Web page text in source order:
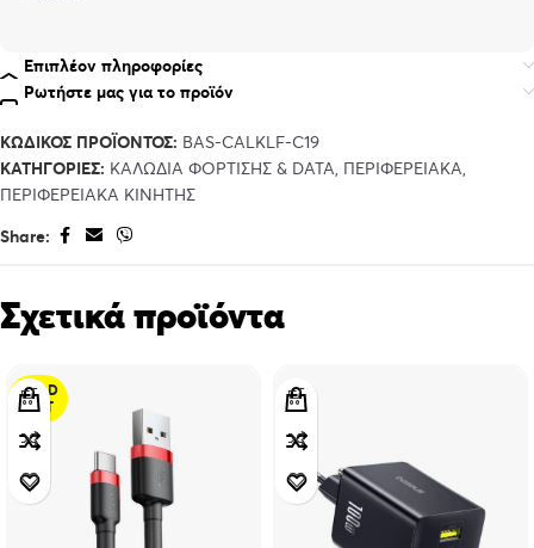
Επιπλέον πληροφορίες
Ρωτήστε μας για το προϊόν
ΚΩΔΙΚΌΣ ΠΡΟΪΌΝΤΟΣ: BAS-CALKLF-C19
ΚΑΤΗΓΟΡΊΕΣ: ΚΑΛΩΔΙΑ ΦΟΡΤΙΣΗΣ & DATA, ΠΕΡΙΦΕΡΕΙΑΚΑ,
ΠΕΡΙΦΕΡΕΙΑΚΑ ΚΙΝΗΤΗΣ
Share:
Σχετικά προϊόντα
SOLD
OUT